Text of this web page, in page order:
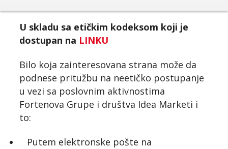
U skladu sa etičkim kodeksom koji je
dostupan na LINKU
Bilo koja zainteresovana strana može da
podnese pritužbu na neetičko postupanje
u vezi sa poslovnim aktivnostima
Fortenova Grupe i društva Idea Marketi i
to:
Putem elektronske pošte na